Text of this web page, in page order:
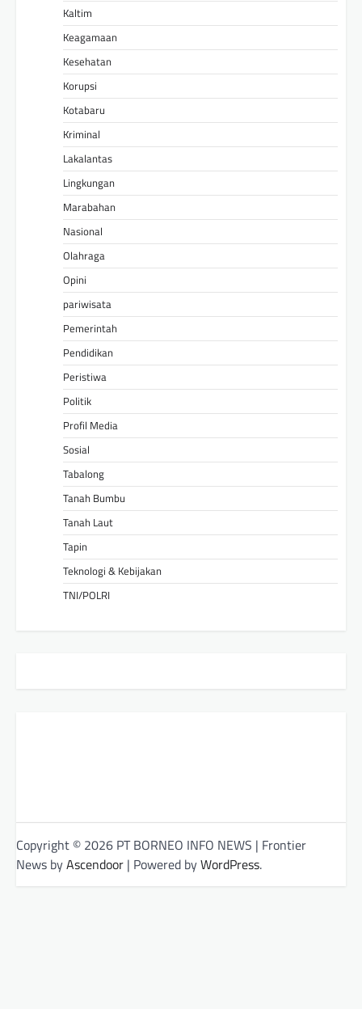
Kaltim
Keagamaan
Kesehatan
Korupsi
Kotabaru
Kriminal
Lakalantas
Lingkungan
Marabahan
Nasional
Olahraga
Opini
pariwisata
Pemerintah
Pendidikan
Peristiwa
Politik
Profil Media
Sosial
Tabalong
Tanah Bumbu
Tanah Laut
Tapin
Teknologi & Kebijakan
TNI/POLRI
Copyright © 2026 PT BORNEO INFO NEWS | Frontier
News byAscendoor | Powered byWordPress.